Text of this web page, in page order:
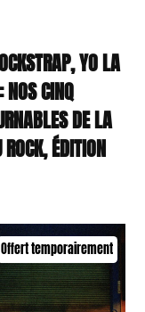
YO LA
CINQ
DE LA
ROCK, ÉDITION
Offert temporairement